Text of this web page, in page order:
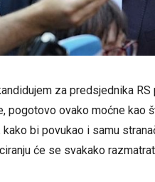
za predsjednika
pogotovo ovako moćne kao
bi povukao i samu
će se svakako